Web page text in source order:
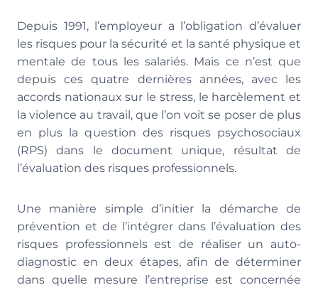
Depuis 1991, l’employeur a l’obligation d’évaluer
les risques pour la sécurité et la santé physique et
mentale de tous les salariés. Mais ce n’est que
depuis ces quatre dernières années, avec les
accords nationaux sur le stress, le harcèlement et
la violence au travail, que l’on voit se poser de plus
en plus la question des risques psychosociaux
(RPS) dans le document unique, résultat de
l’évaluation des risques professionnels.
Une manière simple d’initier la démarche de
prévention et de l’intégrer dans l’évaluation des
risques professionnels est de réaliser un auto-
diagnostic en deux étapes, afin de déterminer
dans quelle mesure l’entreprise est concernée